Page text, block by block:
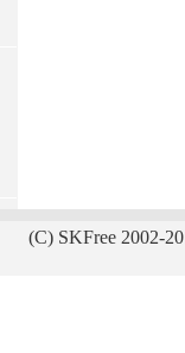
(C) SKFree 2002-